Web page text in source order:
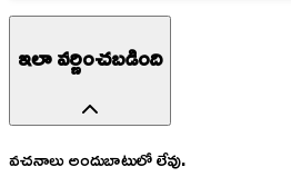
ఇలా వర్ణించబడింది
వచనాలు అందుబాటులో లేవు.